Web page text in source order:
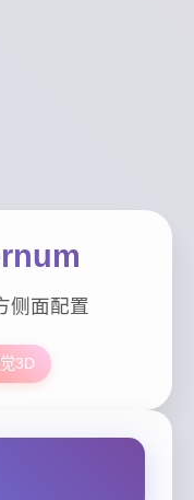
侧面配置
3D